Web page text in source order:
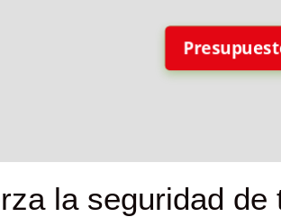
la seguridad